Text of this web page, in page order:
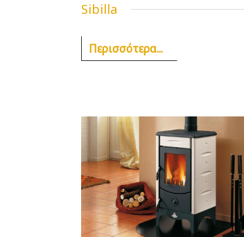
Sibilla
Περισσότερα...